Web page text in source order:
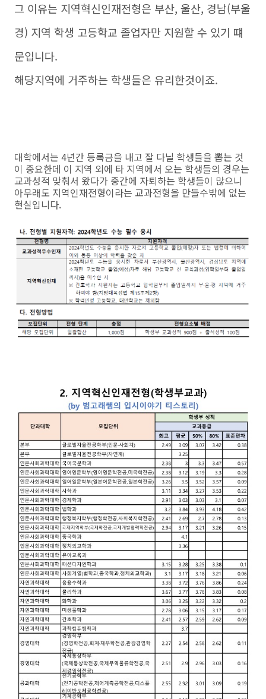
그 이유는 지역혁신인재전형은 부산, 울산, 경남(부울
경) 지역 학생 고등학교 졸업자만 지원할 수 있기 떄
문입니다.
해당지역에 거주하는 학생들은 유리한것이죠.
대학에서는 4년간 등록금을 내고 잘 다닐 학생들을 뽑는 것
이 중요한데 이 지역 외에 타 지역에서 오는 학생들의 경우는
교과성적 맞춰서 왔다가 중간에 자퇴하는 학생들이 많으니
아무래도 지역인재전형이라는 교과전형을 만들수밖에 없는
현실입니다.